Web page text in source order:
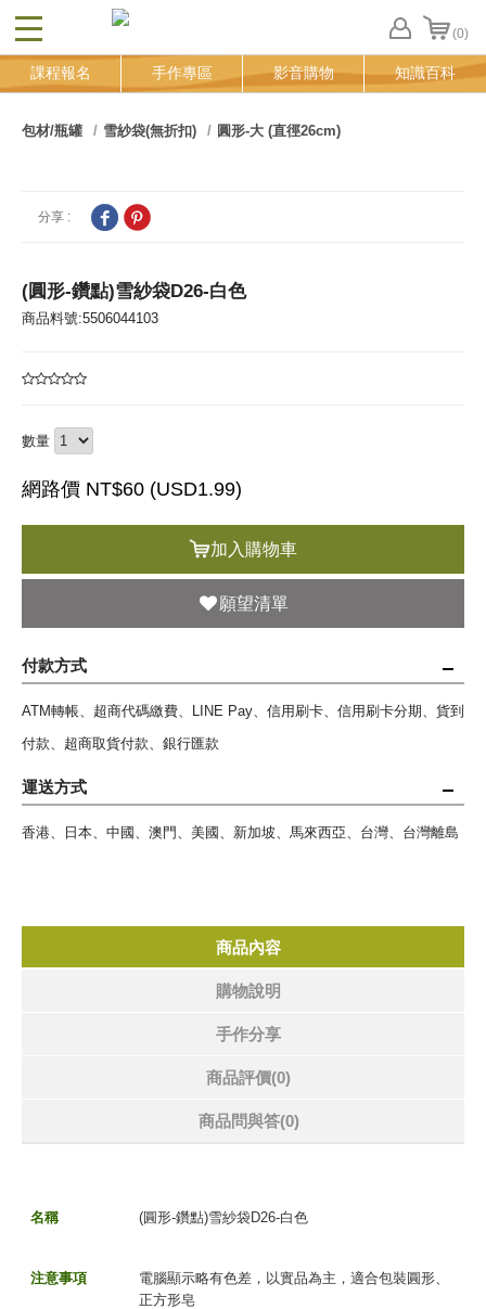
CLOSE (0)
FB
登
課程報名 手作專區 影音購物 知識百科
包材/瓶罐 雪紗袋(無折扣) 圓形-大 (直徑26cm)
分享 :
(圓形-鑽點)雪紗袋D26-白色
商品料號:5506044103
數量
網路價 NT$60 (USD1.99)
加入購物車
願望清單
付款方式
ATM轉帳、超商代碼繳費、LINE Pay、信用刷卡、信用刷卡分期、貨到
付款、超商取貨付款、銀行匯款
運送方式
香港、日本、中國、澳門、美國、新加坡、馬來西亞、台灣、台灣離島
商品內容
購物說明
手作分享
商品評價(0)
商品問與答(0)
名稱 (圓形-鑽點)雪紗袋D26-白色
注意事項 電腦顯示略有色差，以實品為主 ，適合包裝圓形、
正方形皂